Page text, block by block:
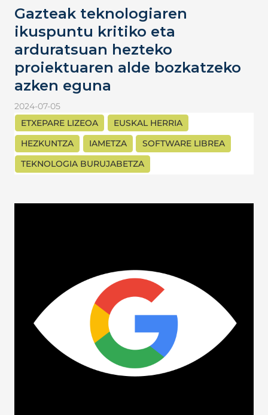
Gazteak teknologiaren
ikuspuntu kritiko eta
arduratsuan hezteko
proiektuaren alde bozkatzeko
azken eguna
2024-07-05
ETXEPARE LIZEOA
EUSKAL HERRIA
HEZKUNTZA
IAMETZA
SOFTWARE LIBREA
TEKNOLOGIA BURUJABETZA